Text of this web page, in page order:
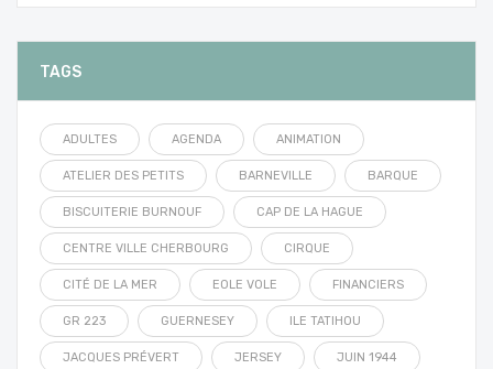
TAGS
ADULTES AGENDA ANIMATION
ATELIER DES PETITS BARNEVILLE BARQUE
BISCUITERIE BURNOUF CAP DE LA HAGUE
CENTRE VILLE CHERBOURG CIRQUE
CITÉ DE LA MER EOLE VOLE FINANCIERS
GR 223 GUERNESEY ILE TATIHOU
JACQUES PRÉVERT JERSEY JUIN 1944